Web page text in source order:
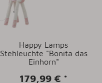
Happy Lamps
Stehleuchte "Bonita das
Einhorn"
179,99 € *